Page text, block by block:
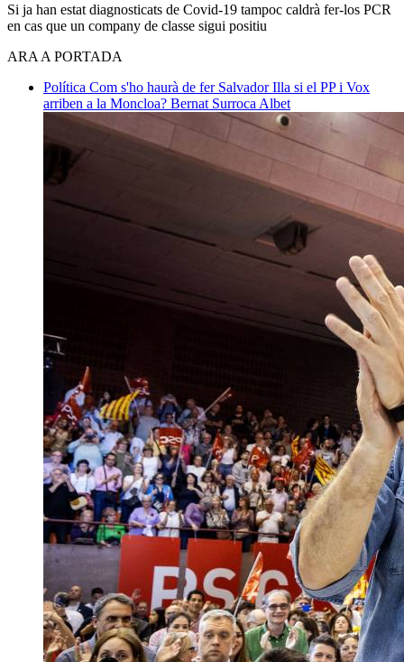
Si ja han estat diagnosticats de Covid-19 tampoc caldrà fer-los PCR
en cas que un company de classe sigui positiu
ARA A PORTADA
Política Com s'ho haurà de fer Salvador Illa si el PP i Vox
arriben a la Moncloa? Bernat Surroca Albet